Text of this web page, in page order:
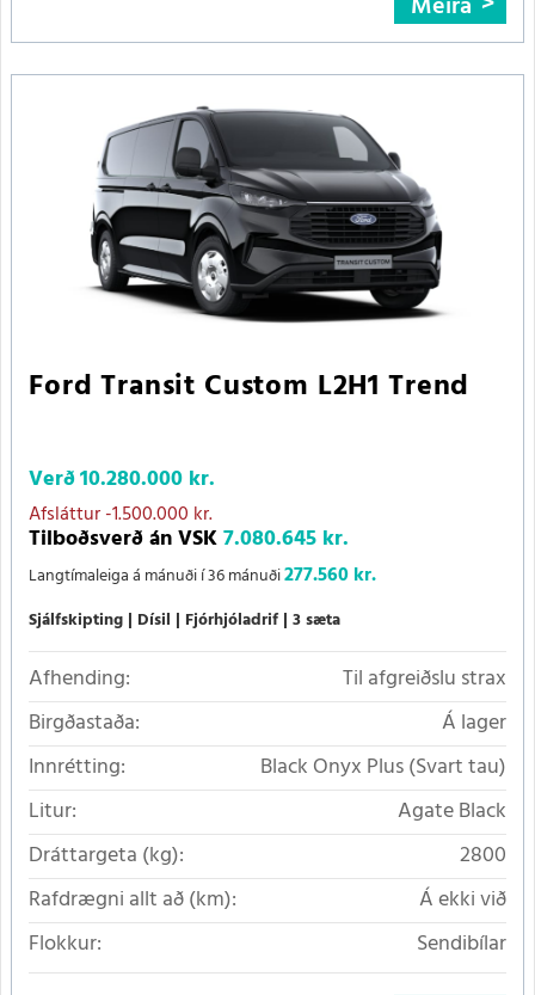
Ford Transit Custom L2H1 Trend
Verð10.280.000 kr.
Afsláttur-1.500.000 kr.
Tilboðsverð án VSK7.080.645 kr.
Langtímaleiga á mánuði í 36 mánuði277.560 kr.
Sjálfskipting Dísil Fjórhjóladrif 3 sæta
Afhending:
Til afgreiðslu strax
Birgðastaða:
Á lager
Innrétting:
Black Onyx Plus (Svart tau)
Litur:
Agate Black
Dráttargeta (kg):
2800
Rafdrægni allt að (km):
Á ekki við
Flokkur:
Sendibílar